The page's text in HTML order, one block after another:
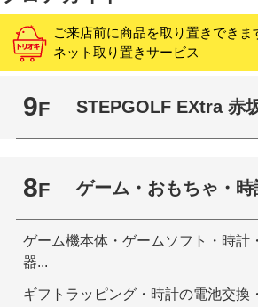
ご来店前に商品を取り置きできま
ネット取り置きサービス
9F STEPGOLF EXtra 赤
8F ゲーム・おもちゃ・時
ゲーム機本体・ゲームソフト・時計
器...
ギフトラッピング・時計の電池交換